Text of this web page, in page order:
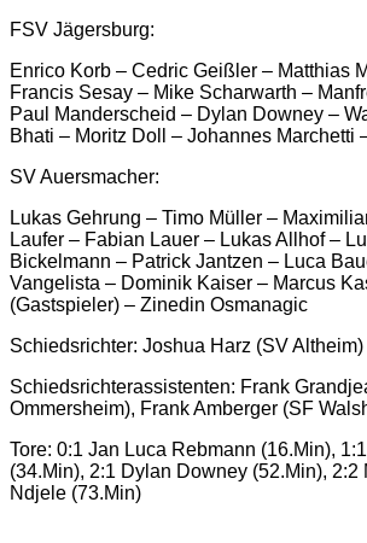
FSV Jägersburg:
Enrico Korb – Cedric Geißler – Matthias
Francis Sesay – Mike Scharwarth –
Paul Manderscheid – Dylan Downey –
Bhati – Moritz Doll – Johannes Marchetti
SV Auersmacher:
Lukas Gehrung – Timo Müller –
Laufer – Fabian Lauer – Lukas Allhof –
Bickelmann – Patrick Jantzen – Luca
Vangelista – Dominik Kaiser – Marcus
(Gastspieler) – Zinedin Osmanagic
Schiedsrichter: Joshua Harz (SV Altheim)
Schiedsrichterassistenten: Frank
Ommersheim), Frank Amberger (SF
Tore: 0:1 Jan Luca Rebmann (16.Min),
(34.Min), 2:1 Dylan Downey (52.Min), 2:2
Ndjele (73.Min)